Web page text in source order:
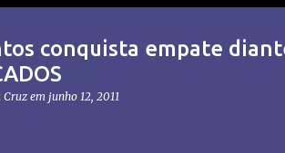
conquista empate
Cruz em junho 12, 2011